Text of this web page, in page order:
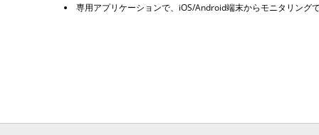
専用アプリケーションで、iOS/Android端末からモニタリング